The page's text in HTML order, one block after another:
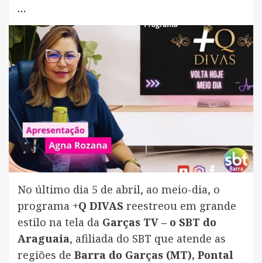
…
No último dia 5 de abril, ao meio-dia, o
programa +Q DIVAS reestreou em grande
estilo na tela da Garças TV – o SBT do
Araguaia, afiliada do SBT que atende as
regiões de Barra do Garças (MT), Pontal